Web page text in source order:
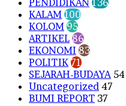
PENDIDIKAN 136
KALAM 100
KOLOM 95
ARTIKEL 86
EKONOMI 83
POLITIK 71
SEJARAH-BUDAYA 54
Uncategorized 47
BUMI REPORT 37